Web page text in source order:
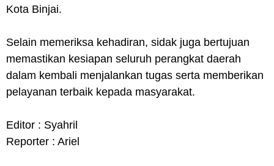
Kota Binjai.
Selain memeriksa kehadiran, sidak juga bertujuan
memastikan kesiapan seluruh perangkat daerah
dalam kembali menjalankan tugas serta memberikan
pelayanan terbaik kepada masyarakat.
Editor : Syahril
Reporter : Ariel